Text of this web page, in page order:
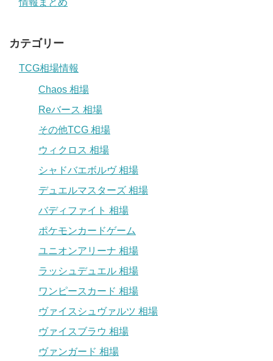
情報まとめ
カテゴリー
TCG相場情報
Chaos 相場
Reバース 相場
その他TCG 相場
ウィクロス 相場
シャドバエボルヴ 相場
デュエルマスターズ 相場
バディファイト 相場
ポケモンカードゲーム
ユニオンアリーナ 相場
ラッシュデュエル 相場
ワンピースカード 相場
ヴァイスシュヴァルツ 相場
ヴァイスブラウ 相場
ヴァンガード 相場